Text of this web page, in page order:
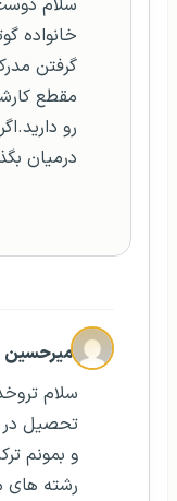
خانواده
گرفتن
مقطع
رو
درمیان
سلام
تحصیل در
و بمونم
رشته های